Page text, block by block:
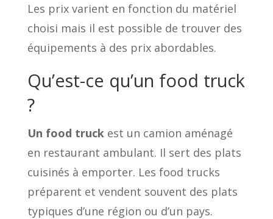
Les prix varient en fonction du matériel
choisi mais il est possible de trouver des
équipements à des prix abordables.
Qu’est-ce qu’un food truck
?
Un food truckest un camion aménagé
en restaurant ambulant. Il sert des plats
cuisinés à emporter. Les food trucks
préparent et vendent souvent des plats
typiques d’une région ou d’un pays.